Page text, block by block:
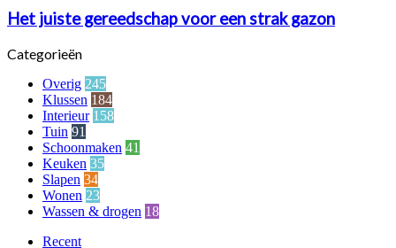
mooi
gereedschap
voor
een
strak
gazon
Het juiste gereedschap voor een strak gazon
Categorieën
Overig 245
Klussen 184
Interieur 158
Tuin 91
Schoonmaken 41
Keuken 35
Slapen 34
Wonen 23
Wassen & drogen 18
Recent